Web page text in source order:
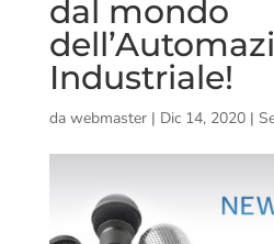
dal mondo
Industriale!
da webmaster| Dic 14, 2020|